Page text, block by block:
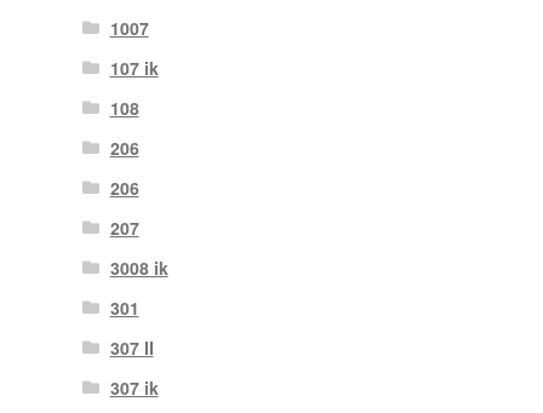
1007
107 ik
108
206
206
207
3008 ik
301
307 II
307 ik